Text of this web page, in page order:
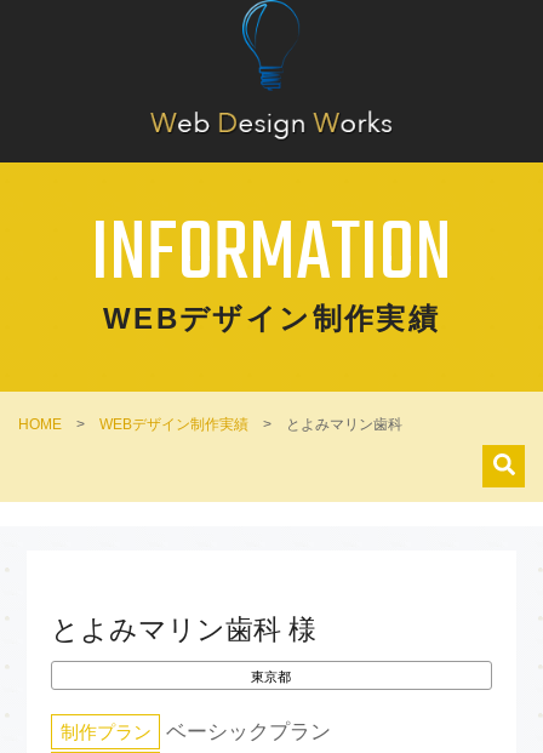
INFORMATION
WEBデザイン制作実績
HOME > WEBデザイン制作実績 > とよみマリン歯科
とよみマリン歯科 様
東京都
制作プラン ベーシックプラン